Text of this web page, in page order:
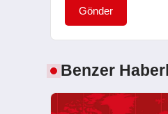
Gönder
Benzer